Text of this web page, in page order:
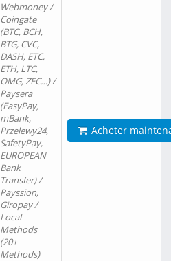
Webmoney /
Coingate
(BTC, BCH,
BTG, CVC,
DASH, ETC,
ETH, LTC,
OMG, ZEC…) /
Paysera
(EasyPay,
mBank,
Przelewy24,
SafetyPay,
EUROPEAN
Bank
Transfer) /
Payssion,
Giropay /
Local
Methods
(20+
Methods)
Acheter